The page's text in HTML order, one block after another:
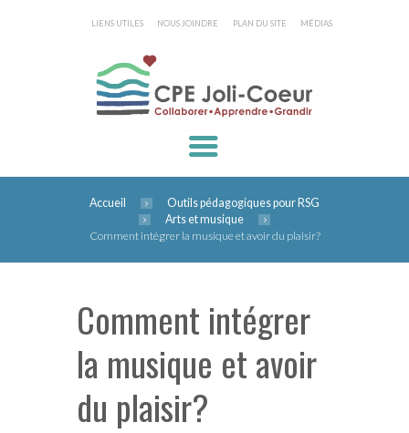
LIENS UTILES NOUS JOINDRE PLAN DU SITE MÉDIAS
Accueil
Outils pédagogiques pour RSG
Arts et musique
Comment intégrer la musique et avoir du plaisir?
Comment intégrer
la musique et avoir
du plaisir?